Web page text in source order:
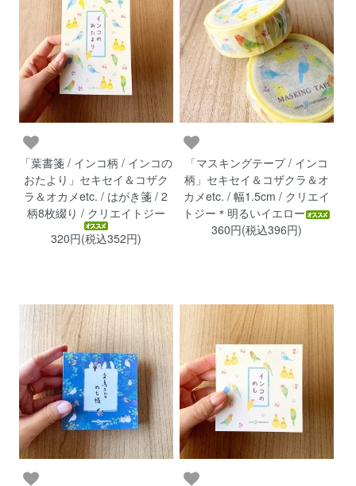
「葉書箋 / インコ柄 / インコの
おたより」セキセイ＆コザク
ラ＆オカメetc. / はがき箋 / 2
柄8枚綴り / クリエイトジー
320円(税込352円)
「マスキングテープ / インコ
柄」セキセイ＆コザクラ＆オ
カメetc. / 幅1.5cm / クリエイ
トジー＊明るいイエロー
360円(税込396円)